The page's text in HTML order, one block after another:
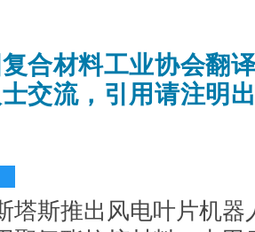
合材料工业协会翻
交流，引 用请注明
塔斯推出风电叶片机器